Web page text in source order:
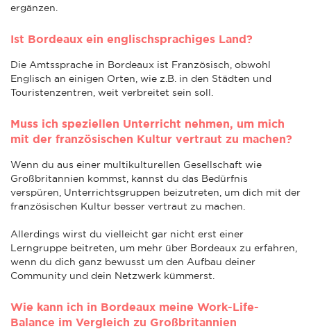
ergänzen.
Ist Bordeaux ein englischsprachiges Land?
Die Amtssprache in Bordeaux ist Französisch, obwohl
Englisch an einigen Orten, wie z.B. in den Städten und
Touristenzentren, weit verbreitet sein soll.
Muss ich speziellen Unterricht nehmen, um mich
mit der französischen Kultur vertraut zu machen?
Wenn du aus einer multikulturellen Gesellschaft wie
Großbritannien kommst, kannst du das Bedürfnis
verspüren, Unterrichtsgruppen beizutreten, um dich mit der
französischen Kultur besser vertraut zu machen.
Allerdings wirst du vielleicht gar nicht erst einer
Lerngruppe beitreten, um mehr über Bordeaux zu erfahren,
wenn du dich ganz bewusst um den Aufbau deiner
Community und dein Netzwerk kümmerst.
Wie kann ich in Bordeaux meine Work-Life-
Balance im Vergleich zu Großbritannien